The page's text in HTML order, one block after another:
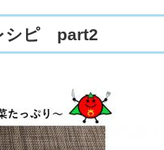
シピ part2